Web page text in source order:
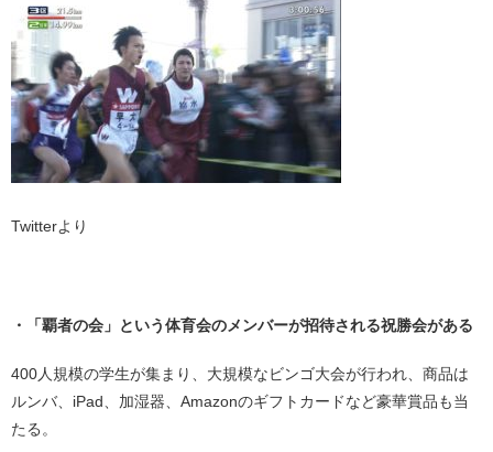
Twitterより
・「覇者の会」という体育会のメンバーが招待される祝勝会がある
400人規模の学生が集まり、大規模なビンゴ大会が行われ、商品は
ルンバ、iPad、加湿器、Amazonのギフトカードなど豪華賞品も当
たる。